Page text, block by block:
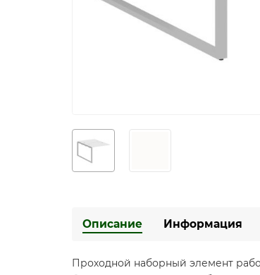
Описание Информация
Проходной наборный элемент